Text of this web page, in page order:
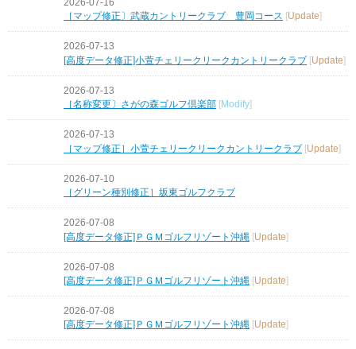
2026-07-16
［マップ修正〕武蔵カントリークラブ 豊岡コース
Update
2026-07-13
[高度データ修正]小萱チェリークリークカントリークラブ [Update]
2026-07-13
［名称変更〕さがの森ゴルフ倶楽部
Modify
2026-07-13
［マップ修正］小萱チェリークリークカントリークラブ [Update]
2026-07-10
［グリーン種別修正］坂東ゴルフクラブ
2026-07-08
[高度データ修正]ＰＧＭゴルフリゾート沖縄 [Update]
2026-07-08
[高度データ修正]ＰＧＭゴルフリゾート沖縄 [Update]
2026-07-08
[高度データ修正]ＰＧＭゴルフリゾート沖縄 Update